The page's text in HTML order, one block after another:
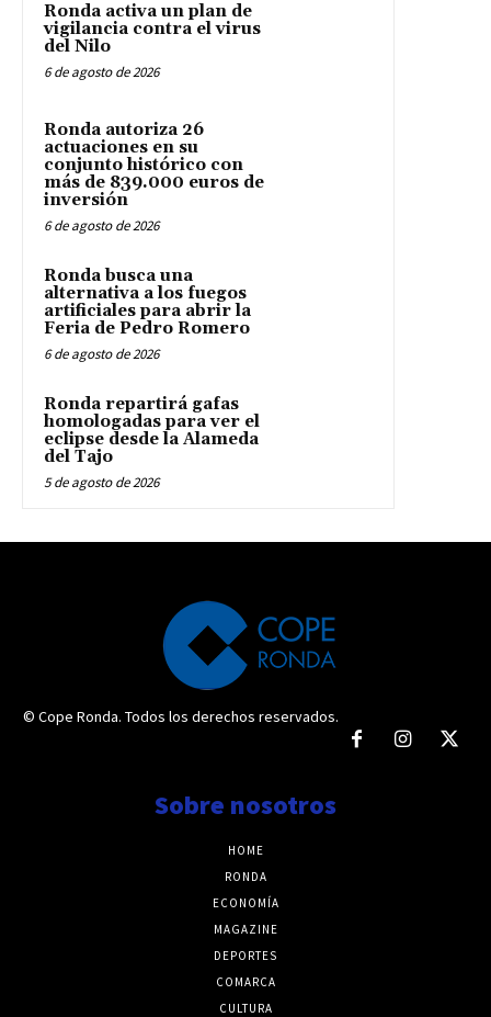
Ronda activa un plan de
vigilancia contra el virus
del Nilo
6 de agosto de 2026
Ronda autoriza 26
actuaciones en su
conjunto histórico con
más de 839.000 euros de
inversión
6 de agosto de 2026
Ronda busca una
alternativa a los fuegos
artificiales para abrir la
Feria de Pedro Romero
6 de agosto de 2026
Ronda repartirá gafas
homologadas para ver el
eclipse desde la Alameda
del Tajo
5 de agosto de 2026
© Cope Ronda. Todos los derechos reservados.
Sobre nosotros
HOME
RONDA
ECONOMÍA
MAGAZINE
DEPORTES
COMARCA
CULTURA